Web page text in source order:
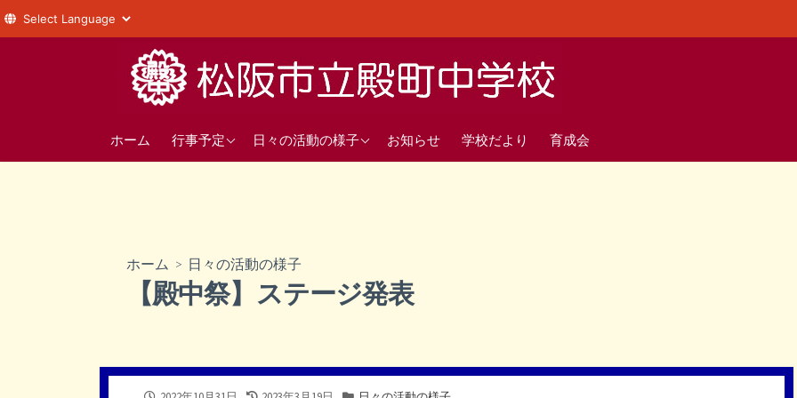
へ
ホーム 行事予定
年間の行事予定日々の活動の様子
1年
生徒会
お知らせ 学校だより 育成会
ホーム > 日々の活動の様子
【殿中祭】ステージ発表
公
最
カ